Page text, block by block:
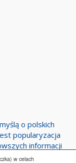
w celach
o polskich
popularyzacja
informacji
Bernabeu.